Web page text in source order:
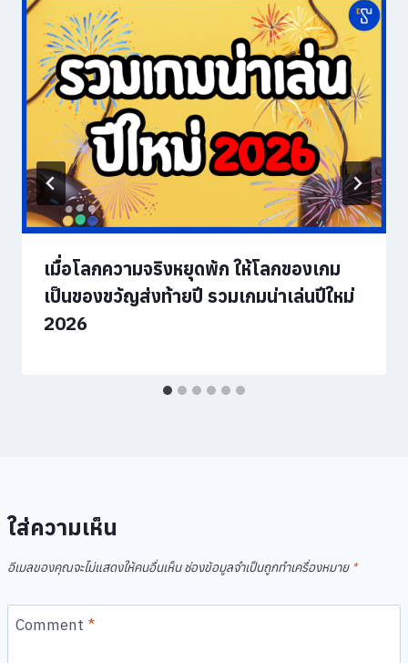
เมื่อโลกความจริงหยุดพัก ให้โลกของเกม
เป็นของขวัญส่งท้ายปี รวมเกมน่าเล่นปีใหม่
2026
ใส่ความเห็น
อีเมลของคุณจะไม่แสดงให้คนอื่นเห็น ช่องข้อมูลจำเป็นถูกทำเครื่องหมาย *
Comment *